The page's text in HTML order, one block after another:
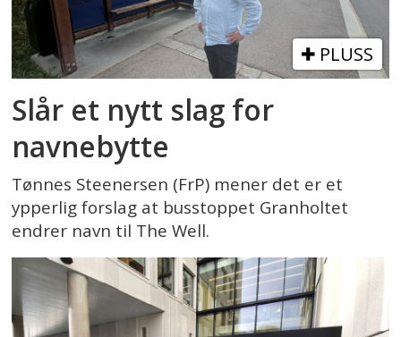
PLUSS
Slår et nytt slag for
navnebytte
Tønnes Steenersen (FrP) mener det er et
ypperlig forslag at busstoppet Granholtet
endrer navn til The Well.